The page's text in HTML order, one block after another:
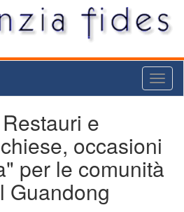
e
occasioni
per le comunità
Guandong